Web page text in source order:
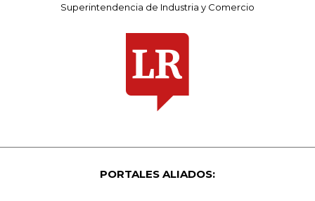
Superintendencia de Industria y Comercio
PORTALES ALIADOS: